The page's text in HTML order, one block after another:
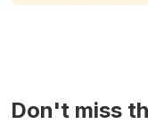
Don't miss